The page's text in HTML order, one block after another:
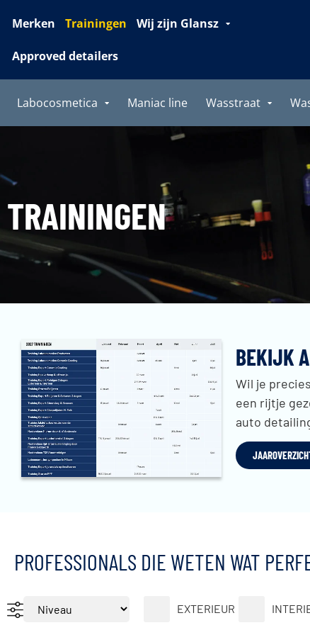
Merken Trainingen Wij zijn Glansz
Approved detailers
Labocosmetica Maniac line Wasstraat
TRAININGEN
BEKIJK
Wil je
een rijtje
auto
PROFESSIONALS DIE WETEN WAT
EXTERIEUR